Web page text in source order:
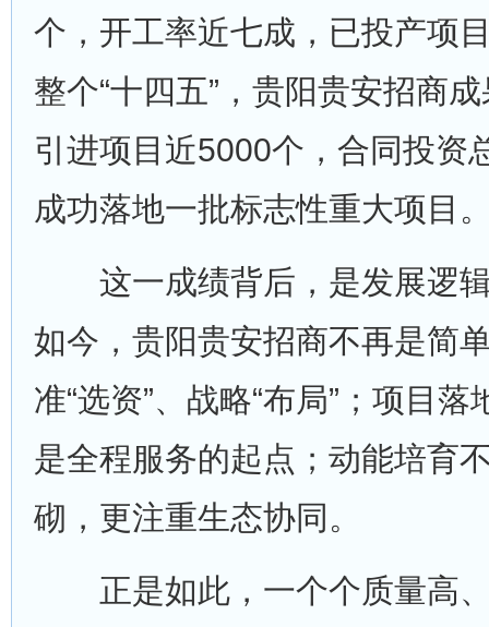
个，开工率近七成，已投产项
整个“十四五”，贵阳贵安招商
引进项目近5000个，合同投资
成功落地一批标志性重大项目
这一成绩背后，是发展逻辑
如今，贵阳贵安招商不再是简
准“选资”、战略“布局”；项目
是全程服务的起点；动能培育
砌，更注重生态协同。
正是如此，一个个质量高、